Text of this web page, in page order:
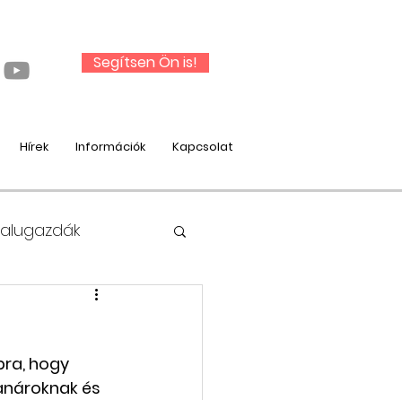
Segítsen Ön is!
Hírek Információk Kapcsolat
munka
hogy
és